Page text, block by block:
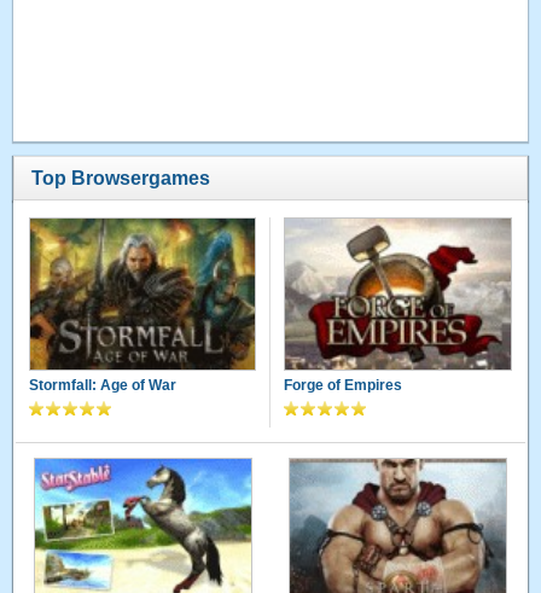
Top Browsergames
Stormfall: Age of War Forge of Empires